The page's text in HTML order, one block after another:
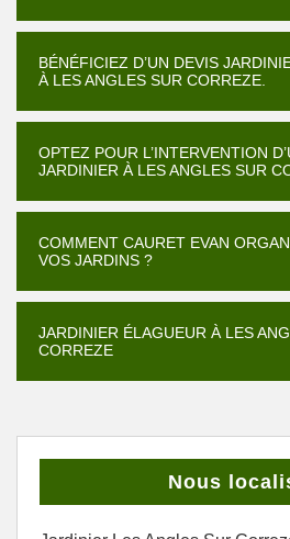
BÉNÉFICIEZ D’UN DEVIS
À LES ANGLES SUR CORREZE.
OPTEZ POUR L’INTERVENTION
JARDINIER À LES ANGLES SUR
COMMENT CAURET EVAN
VOS JARDINS ?
JARDINIER ÉLAGUEUR À LES
CORREZE
Nous